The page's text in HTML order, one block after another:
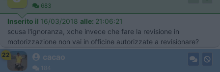
683
Inserito il 16/03/2018 alle: 21:06:21
scusa l'ignoranza, xche invece che fare la revisione in
motorizzazione non vai in officine autorizzate a revisionare?
22 cacao
184